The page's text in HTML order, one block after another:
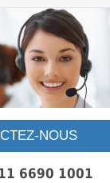
NOUS
6690 1001